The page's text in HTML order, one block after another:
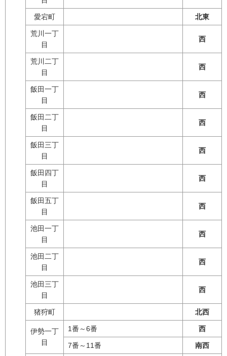
愛宕町 北東
荒川一丁
目
西
荒川二丁
目
西
飯田一丁
目
西
飯田二丁
目
西
飯田三丁
目
西
飯田四丁
目
西
飯田五丁
目
西
池田一丁
目
西
池田二丁
目
西
池田三丁
目
西
猪狩町 北西
伊勢一丁
目
1番～6番 西
7番～11番 南西